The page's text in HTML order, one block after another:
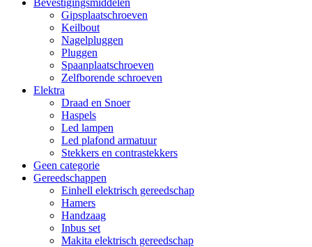
Bevestigingsmiddelen
Gipsplaatschroeven
Keilbout
Nagelpluggen
Pluggen
Spaanplaatschroeven
Zelfborende schroeven
Elektra
Draad en Snoer
Haspels
Led lampen
Led plafond armatuur
Stekkers en contrastekkers
Geen categorie
Gereedschappen
Einhell elektrisch gereedschap
Hamers
Handzaag
Inbus set
Makita elektrisch gereedschap